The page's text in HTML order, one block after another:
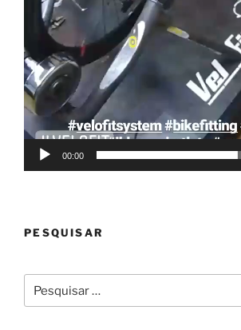
00:00
PESQUISAR
Pesquisar
por: